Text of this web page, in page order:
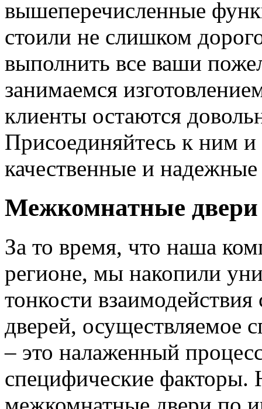
вышеперечисленные
стоили не слишком
выполнить все ваши
занимаемся
клиенты остаются
Присоединяйтесь к ним
качественные и
Межкомнатные двери
За то время, что наша
регионе, мы накопили
тонкости
дверей, осуществляемое
– это налаженный
специфические